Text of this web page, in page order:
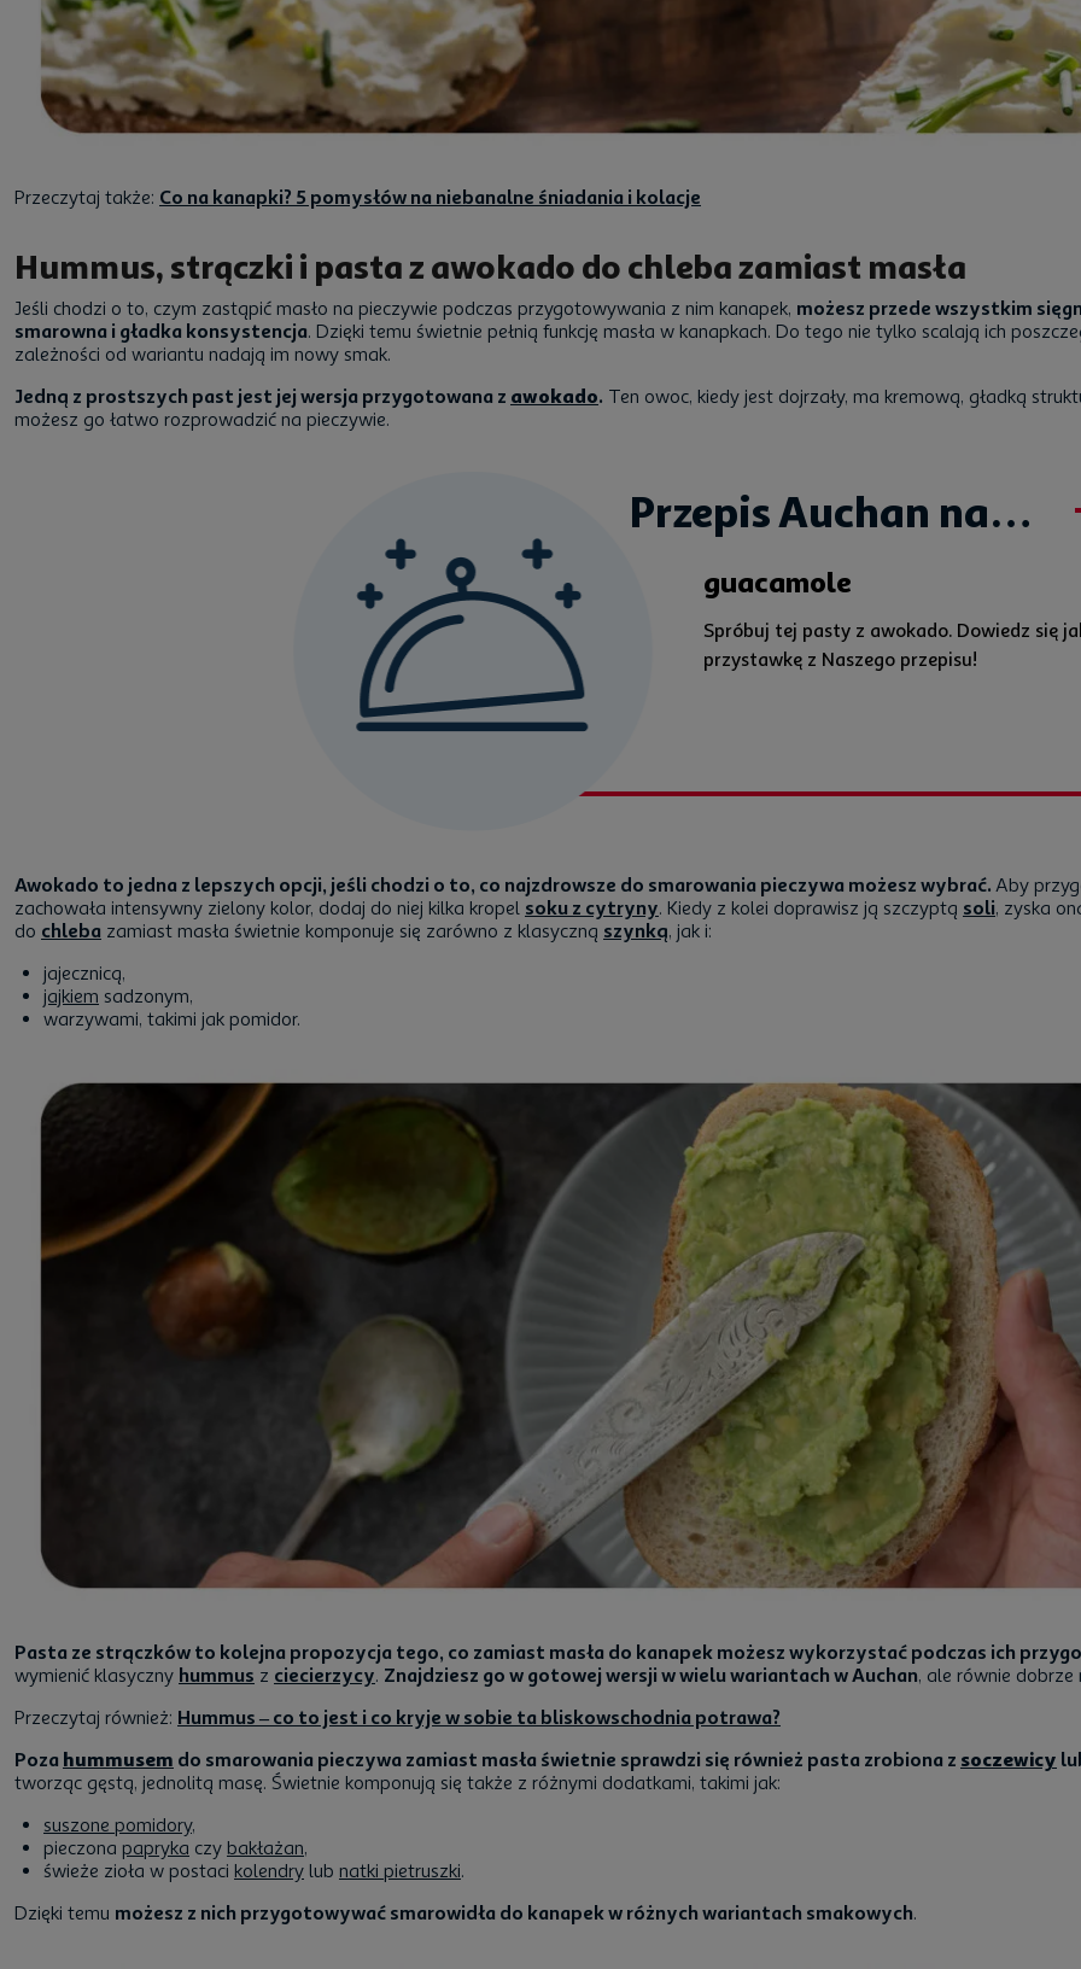
Przeczytaj także: Co na kanapki? 5 pomysłów na niebanalne śniadania i kolacje
Hummus, strączki i pasta z awokado do chleba zamiast masła
Jeśli chodzi o to, czym zastąpić masło na pieczywie podczas przygotowywania z nim kanapek, możesz przede wszystkim
smarowna i gładka konsystencja. Dzięki temu świetnie pełnią funkcję masła w kanapkach. Do tego nie tylko scalają ich
zależności od wariantu nadają im nowy smak.
Jedną z prostszych past jest jej wersja przygotowana z awokado. Ten owoc, kiedy jest dojrzały, ma kremową, gładką
możesz go łatwo rozprowadzić na pieczywie.
Przepis Auchan na…
guacamole
Spróbuj tej pasty z awokado. Dowiedz się
przystawkę z Naszego przepisu!
Awokado to jedna z lepszych opcji, jeśli chodzi o to, co najzdrowsze do smarowania pieczywa możesz wybrać. Aby
zachowała intensywny zielony kolor, dodaj do niej kilka kropel soku z cytryny. Kiedy z kolei doprawisz ją szczyptą soli, zyska
do chleba zamiast masła świetnie komponuje się zarówno z klasyczną szynką, jak i:
jajecznicą,
jajkiem sadzonym,
warzywami, takimi jak pomidor.
Pasta ze strączków to kolejna propozycja tego, co zamiast masła do kanapek możesz wykorzystać podczas ich
wymienić klasyczny hummus z ciecierzycy. Znajdziesz go w gotowej wersji w wielu wariantach w Auchan, ale równie
Przeczytaj również: Hummus – co to jest i co kryje w sobie ta bliskowschodnia potrawa?
Poza hummusem do smarowania pieczywa zamiast masła świetnie sprawdzi się również pasta zrobiona z soczewicy
tworząc gęstą, jednolitą masę. Świetnie komponują się także z różnymi dodatkami, takimi jak:
suszone pomidory,
pieczona papryka czy bakłażan,
świeże zioła w postaci kolendry lub natki pietruszki.
Dzięki temu możesz z nich przygotowywać smarowidła do kanapek w różnych wariantach smakowych.